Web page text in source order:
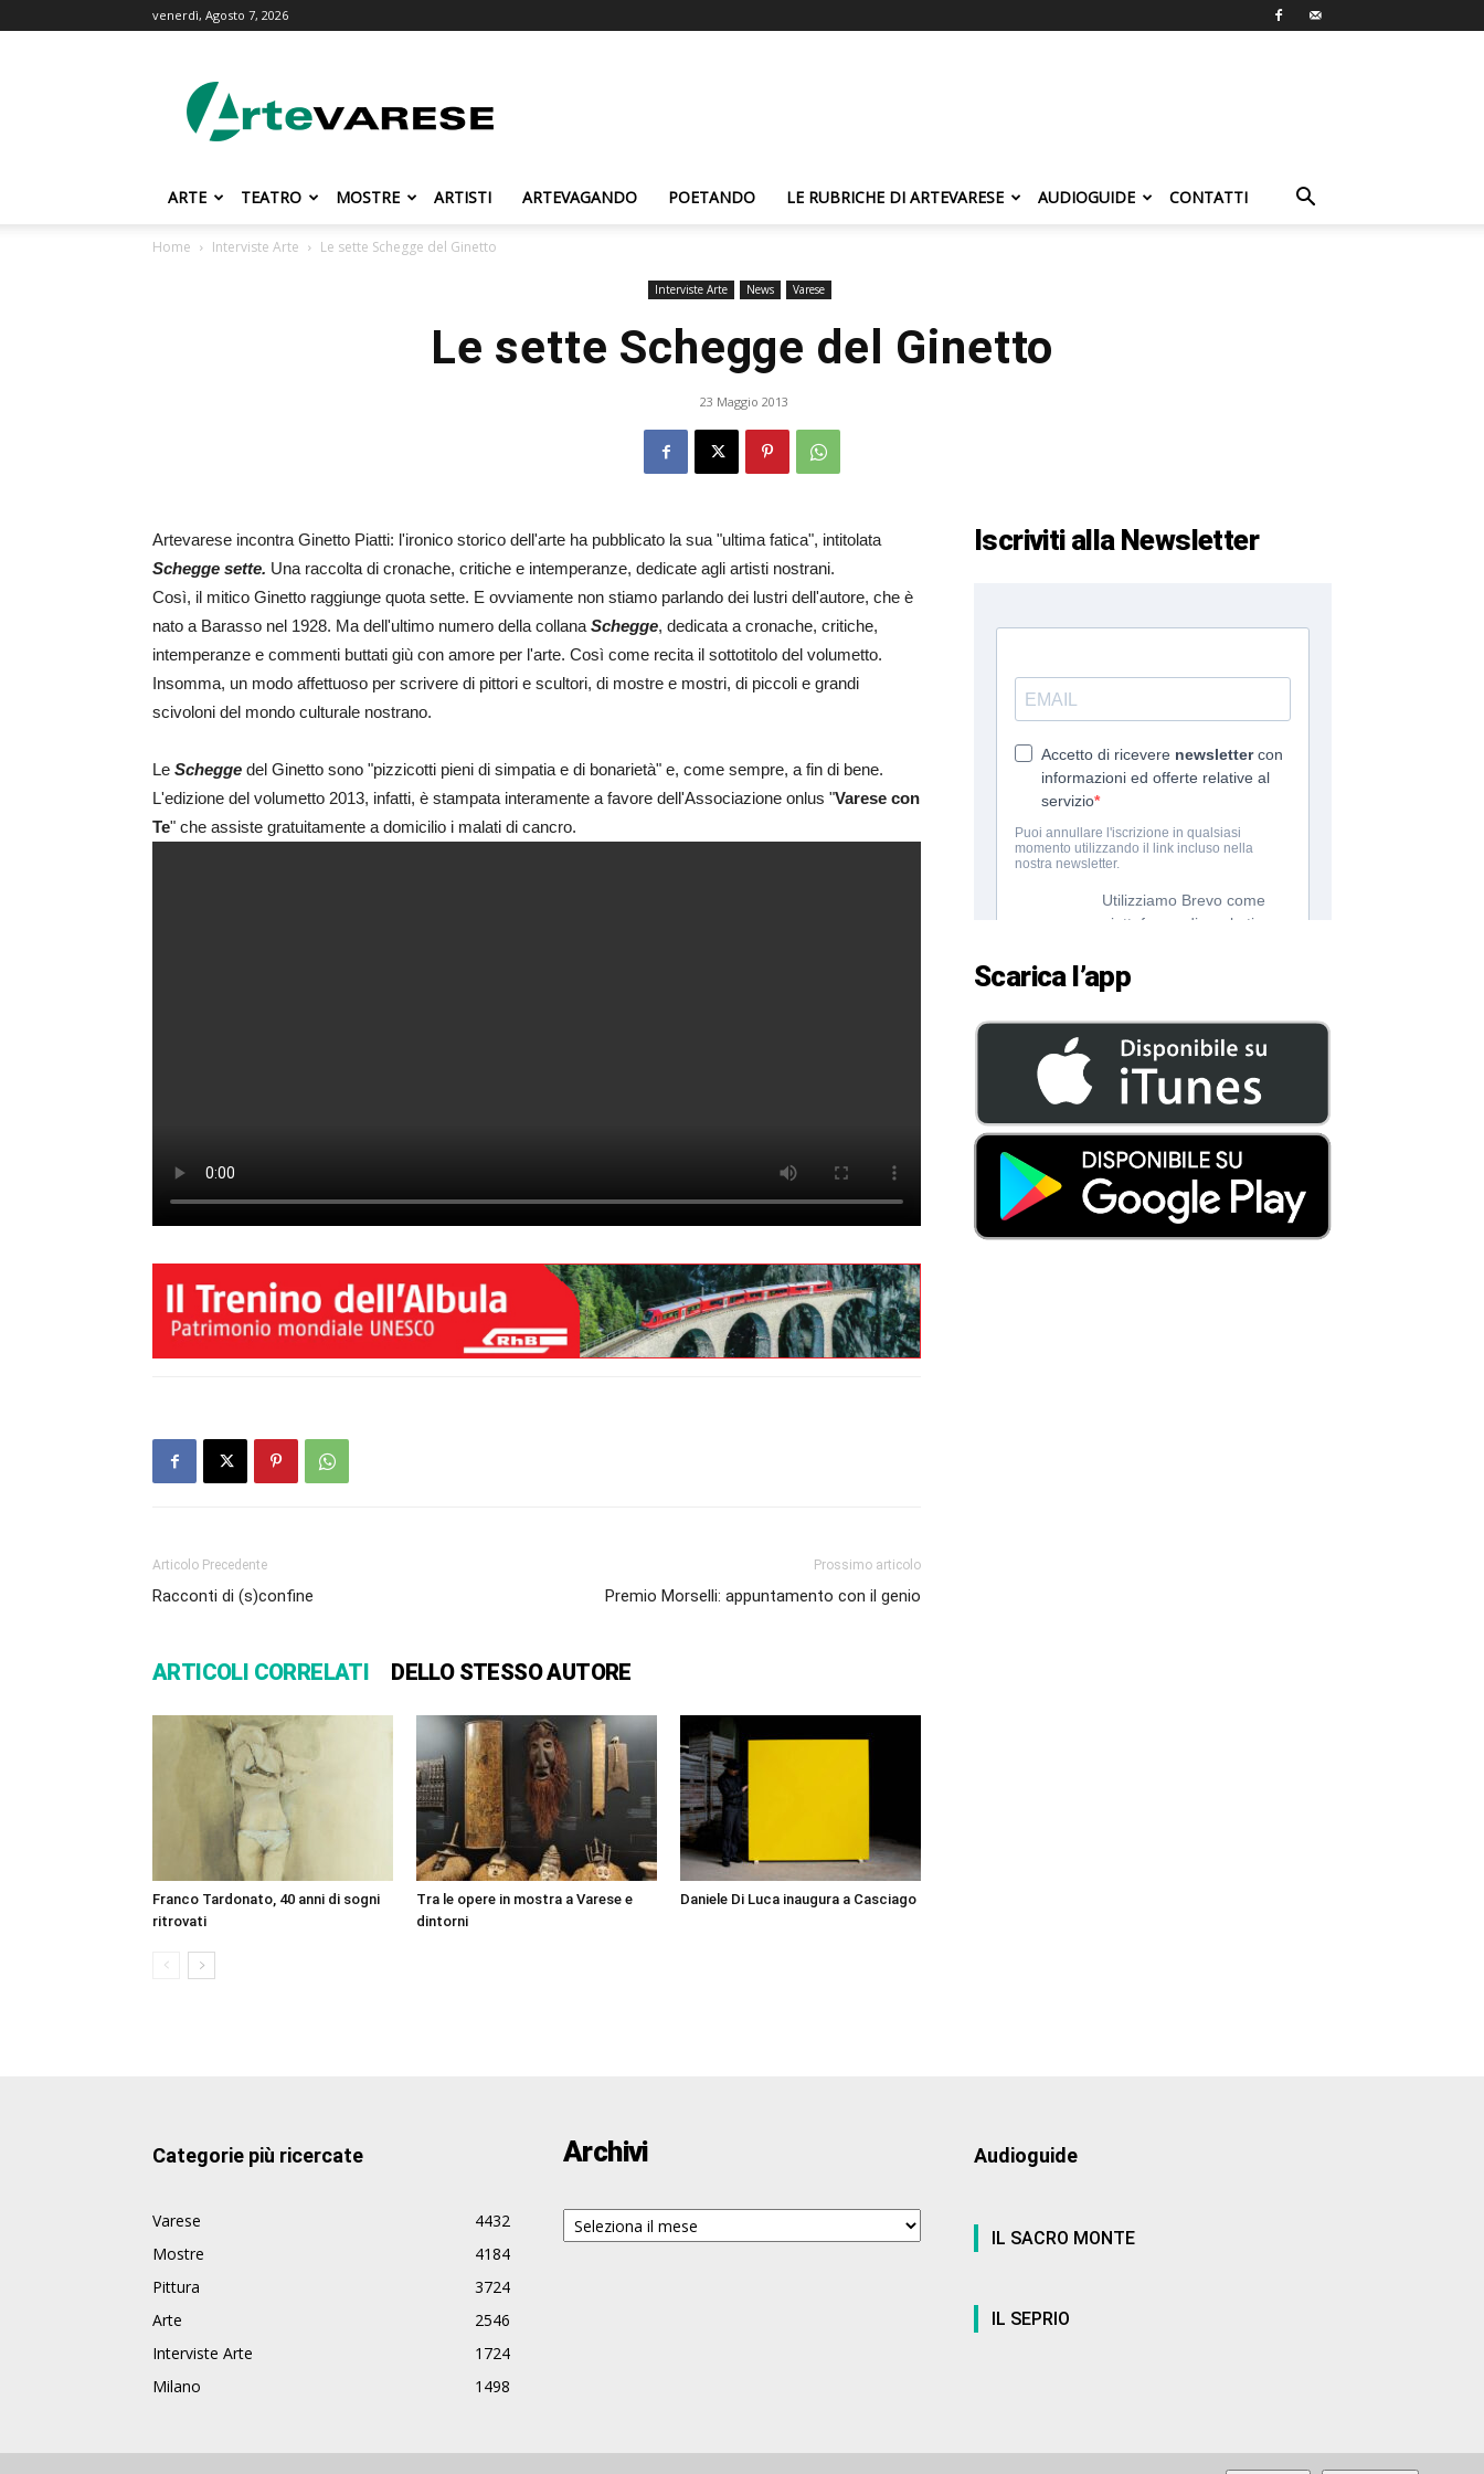
venerdì, Agosto 7, 2026
ARTE TEATRO MOSTRE ARTISTI ARTEVAGANDO POETANDO LE RUBRICHE DI ARTEVARESE AUDIOGUIDE CONTATTI
Home Interviste Arte Le sette Schegge del Ginetto
Interviste Arte News Varese
Le sette Schegge del Ginetto
23 Maggio 2013
Artevarese incontra Ginetto Piatti: l'ironico storico dell'arte ha pubblicato la sua "ultima fatica", intitolata
Schegge sette. Una raccolta di cronache, critiche e intemperanze, dedicate agli artisti nostrani.
Così, il mitico Ginetto raggiunge quota sette. E ovviamente non stiamo parlando dei lustri dell'autore, che è
nato a Barasso nel 1928. Ma dell'ultimo numero della collana Schegge, dedicata a cronache, critiche,
intemperanze e commenti buttati giù con amore per l'arte. Così come recita il sottotitolo del volumetto.
Insomma, un modo affettuoso per scrivere di pittori e scultori, di mostre e mostri, di piccoli e grandi
scivoloni del mondo culturale nostrano.
Le Schegge del Ginetto sono "pizzicotti pieni di simpatia e di bonarietà" e, come sempre, a fin di bene.
L'edizione del volumetto 2013, infatti, è stampata interamente a favore dell'Associazione onlus "Varese con
Te" che assiste gratuitamente a domicilio i malati di cancro.
Articolo Precedente
Racconti di (s)confine
Prossimo articolo
Premio Morselli: appuntamento con il genio
ARTICOLI CORRELATI DELLO STESSO AUTORE
Franco Tardonato, 40 anni di sogni
ritrovati
Tra le opere in mostra a Varese e
dintorni
Daniele Di Luca inaugura a Casciago
Iscriviti alla Newsletter
Scarica l’app
Categorie più ricercate
Varese
4432
Mostre
4184
Pittura
3724
Arte
2546
Interviste Arte
1724
Milano
1498
Archivi
Archivi
Audioguide
IL SACRO MONTE
IL SEPRIO